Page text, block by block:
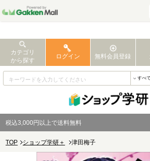
カテゴリ
から探す
ログイン 無料会員登録
税込3,000円以上で送料無料
TOP ショップ学研＋ 津田梅子